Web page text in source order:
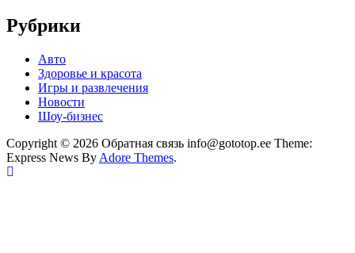
Рубрики
Авто
Здоровье и красота
Игры и развлечения
Новости
Шоу-бизнес
Copyright © 2026 Обратная связь info@gototop.ee Theme:
Express News By Adore Themes.